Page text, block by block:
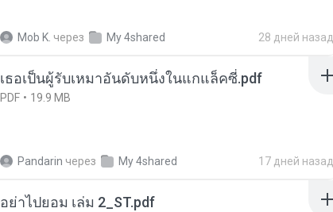
Mob K. через My 4shared 28 дней назад
เธอเป็นผู้รับเหมาอันดับหนึ่งในแกแล็คซี่.pdf
PDF 19.9 MB
Pandarin через My 4shared 17 дней назад
อย่าไปยอม เล่ม 2_ST.pdf